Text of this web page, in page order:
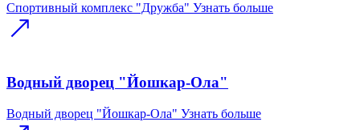
Спортивный комплекс "Дружба" Узнать больше
Водный дворец "Йошкар-Ола"
Водный дворец "Йошкар-Ола" Узнать больше